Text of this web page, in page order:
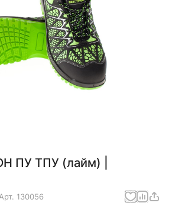
ПУ ТПУ (лайм) |
Арт. 130056